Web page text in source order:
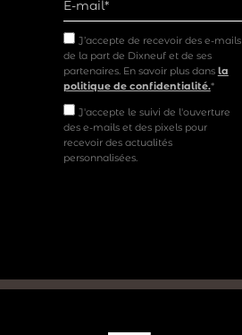
J’accepte de recevoir des e-mails
de la part de Dixneuf et de ses
partenaires. En savoir plus dans la
politique de confidentialité.*
J'accepte le suivi de l'ouverture
des e-mails et des pixels pour
recevoir des actualités
personnalisées.